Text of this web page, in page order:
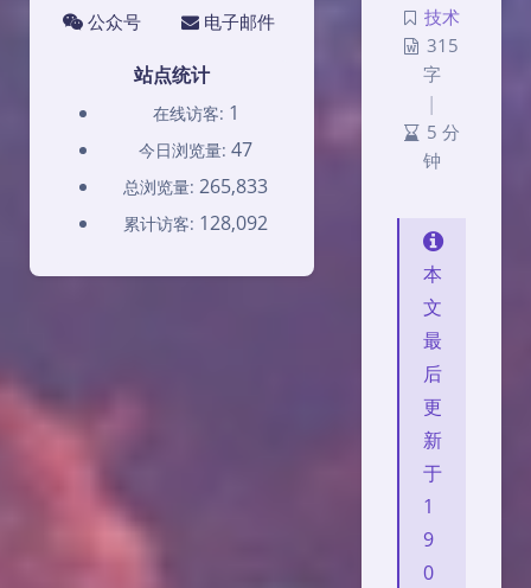
公众号
电子邮件
站点统计
在线访客: 1
今日浏览量: 47
总浏览量: 265,833
累计访客: 128,092
技术
315
字
5 分
钟
本
文
最
后
更
新
于
1
9
0